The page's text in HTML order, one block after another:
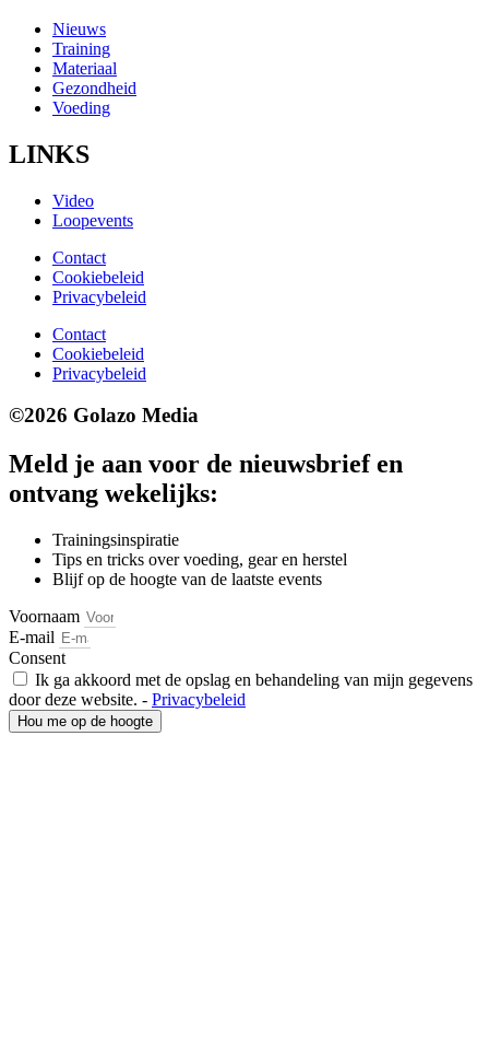
Nieuws
Training
Materiaal
Gezondheid
Voeding
LINKS
Video
Loopevents
Contact
Cookiebeleid
Privacybeleid
Contact
Cookiebeleid
Privacybeleid
©2026 Golazo Media
Meld je aan voor de nieuwsbrief en
ontvang wekelijks:
Trainingsinspiratie
Tips en tricks over voeding, gear en herstel
Blijf op de hoogte van de laatste events
Voornaam
E-mail
Consent
Ik ga akkoord met de opslag en behandeling van mijn gegevens
door deze website. - Privacybeleid
Hou me op de hoogte